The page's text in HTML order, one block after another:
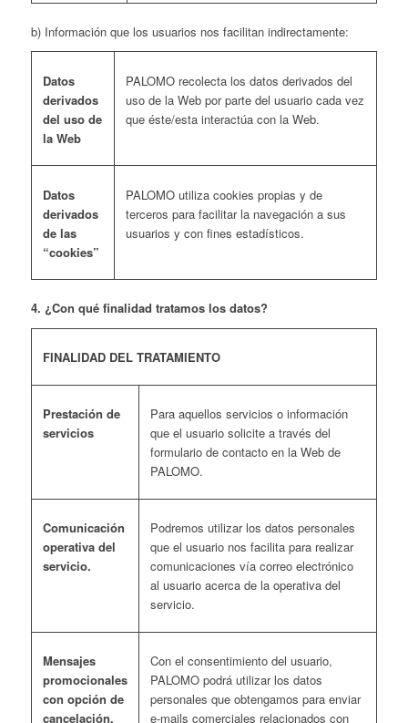
b) Información que los usuarios nos facilitan indirectamente:
Datos
derivados
del uso de
la Web
PALOMO recolecta los datos derivados del
uso de la Web por parte del usuario cada vez
que éste/esta interactúa con la Web.
Datos
derivados
de las
“cookies”
PALOMO utiliza cookies propias y de
terceros para facilitar la navegación a sus
usuarios y con fines estadísticos.
4. ¿Con qué finalidad tratamos los datos?
FINALIDAD DEL TRATAMIENTO
Prestación de
servicios
Para aquellos servicios o información
que el usuario solicite a través del
formulario de contacto en la Web de
PALOMO.
Comunicación
operativa del
servicio.
Podremos utilizar los datos personales
que el usuario nos facilita para realizar
comunicaciones vía correo electrónico
al usuario acerca de la operativa del
servicio.
Mensajes
promocionales
con opción de
cancelación.
Con el consentimiento del usuario,
PALOMO podrá utilizar los datos
personales que obtengamos para enviar
e-mails comerciales relacionados con